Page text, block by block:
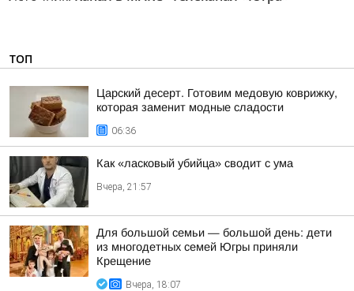
ТОП
Царский десерт. Готовим медовую коврижку,
которая заменит модные сладости
06:36
Как «ласковый убийца» сводит с ума
Вчера, 21:57
Для большой семьи — большой день: дети
из многодетных семей Югры приняли
Крещение
Вчера, 18:07